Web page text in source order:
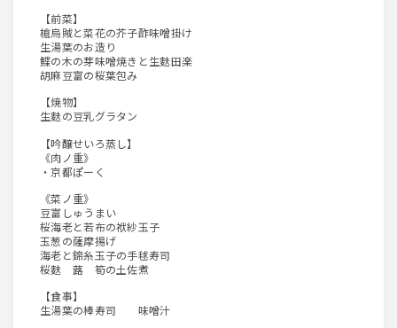
【前菜】
槍烏賊と菜花の芥子酢味噌掛け
生湯葉のお造り
鰈の木の芽味噌焼きと生麩田楽
胡麻豆富の桜葉包み
【焼物】
生麩の豆乳グラタン
【吟醸せいろ蒸し】
《肉ノ重》
・京都ぽーく
《菜ノ重》
豆富しゅうまい
桜海老と若布の袱紗玉子
玉葱の薩摩揚げ
海老と錦糸玉子の手毬寿司
桜麩 蕗 筍の土佐煮
【食事】
生湯葉の棒寿司 味噌汁